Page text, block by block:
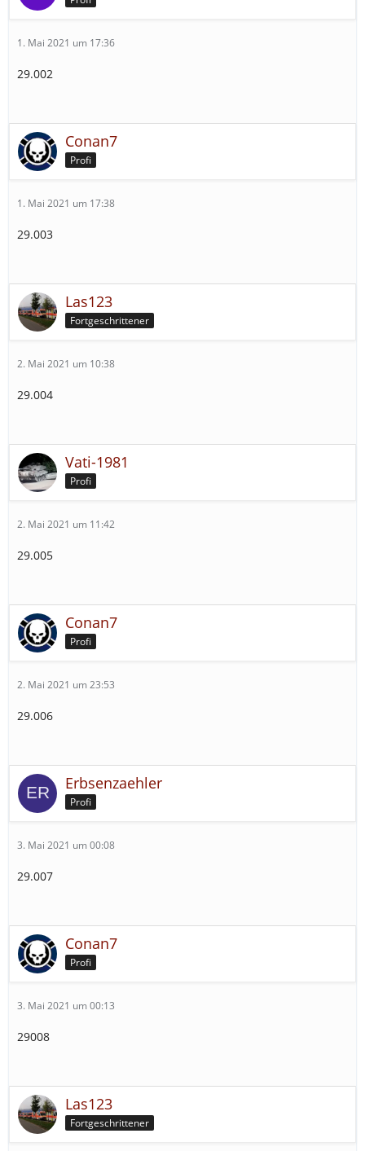
1. Mai 2021 um 17:36
29.002
Conan7
Profi
1. Mai 2021 um 17:38
29.003
Las123
Fortgeschrittener
2. Mai 2021 um 10:38
29.004
Vati-1981
Profi
2. Mai 2021 um 11:42
29.005
Conan7
Profi
2. Mai 2021 um 23:53
29.006
Erbsenzaehler
Profi
3. Mai 2021 um 00:08
29.007
Conan7
Profi
3. Mai 2021 um 00:13
29008
Las123
Fortgeschrittener